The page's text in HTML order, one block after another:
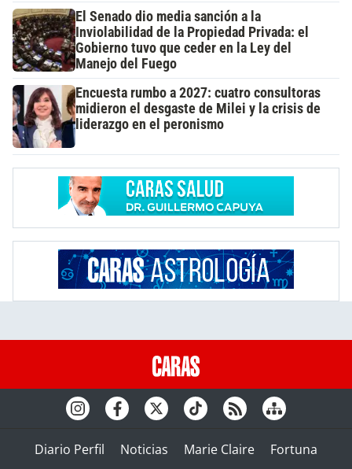
El Senado dio media sanción a la
Inviolabilidad de la Propiedad Privada: el
Gobierno tuvo que ceder en la Ley del
Manejo del Fuego
Encuesta rumbo a 2027: cuatro consultoras
midieron el desgaste de Milei y la crisis de
liderazgo en el peronismo
Diario Perfil Noticias Marie Claire
Fortuna